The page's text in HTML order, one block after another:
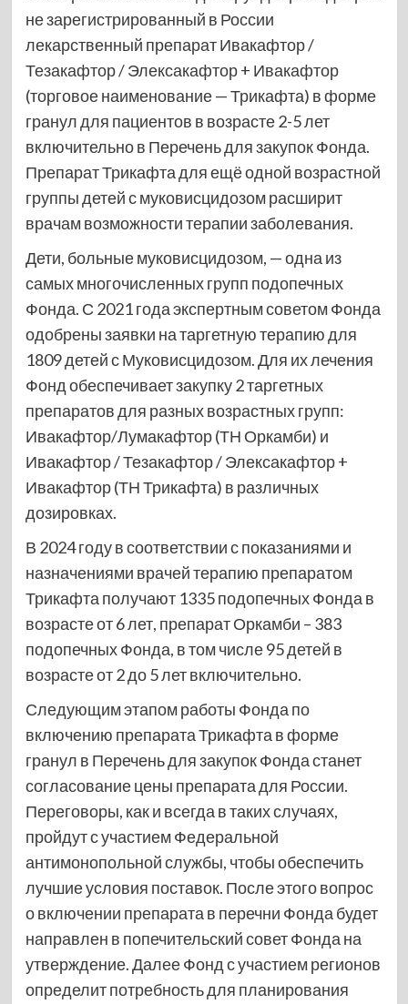
не зарегистрированный в России
лекарственный препарат Ивакафтор /
Тезакафтор / Элексакафтор + Ивакафтор
(торговое наименование — Трикафта) в форме
гранул для пациентов в возрасте 2-5 лет
включительно в Перечень для закупок Фонда.
Препарат Трикафта для ещё одной возрастной
группы детей с муковисцидозом расширит
врачам возможности терапии заболевания.
Дети, больные муковисцидозом, — одна из
самых многочисленных групп подопечных
Фонда. С 2021 года экспертным советом Фонда
одобрены заявки на таргетную терапию для
1809 детей с Муковисцидозом. Для их лечения
Фонд обеспечивает закупку 2 таргетных
препаратов для разных возрастных групп:
Ивакафтор/Лумакафтор (ТН Оркамби) и
Ивакафтор / Тезакафтор / Элексакафтор +
Ивакафтор (ТН Трикафта) в различных
дозировках.
В 2024 году в соответствии с показаниями и
назначениями врачей терапию препаратом
Трикафта получают 1335 подопечных Фонда в
возрасте от 6 лет, препарат Оркамби – 383
подопечных Фонда, в том числе 95 детей в
возрасте от 2 до 5 лет включительно.
Следующим этапом работы Фонда по
включению препарата Трикафта в форме
гранул в Перечень для закупок Фонда станет
согласование цены препарата для России.
Переговоры, как и всегда в таких случаях,
пройдут с участием Федеральной
антимонопольной службы, чтобы обеспечить
лучшие условия поставок. После этого вопрос
о включении препарата в перечни Фонда будет
направлен в попечительский совет Фонда на
утверждение. Далее Фонд с участием регионов
определит потребность для планирования